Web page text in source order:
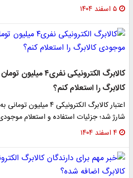
۵ اسفند ۱۴۰۴
کالابرگ الکترونیکی
کالابرگ را استعلام کنم؟
شارژ شد؛ جزئیات استفاده و استعلام
۴ اسفند ۱۴۰۴